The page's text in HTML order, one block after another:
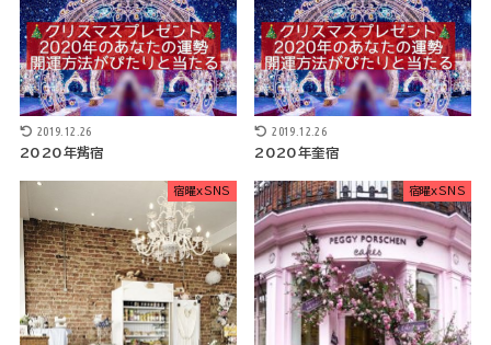
2019.12.26
2020年觜宿
2019.12.26
2020年奎宿
宿曜xSNS 宿曜xSNS